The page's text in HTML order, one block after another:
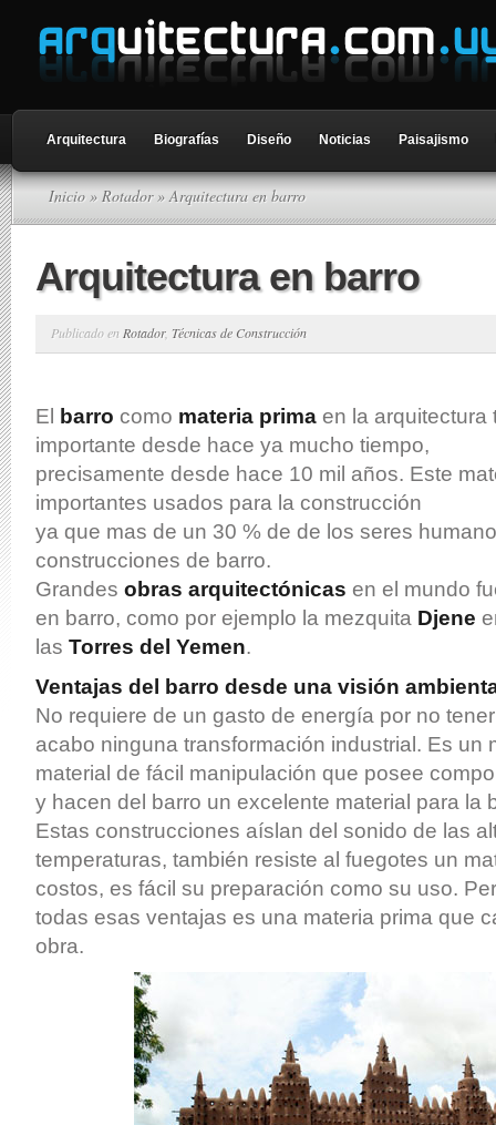
Arquitectura Biografías Diseño Noticias Paisajismo
Inicio » Rotador» Arquitectura en barro
Arquitectura en barro
Publicado en Rotador, Técnicas de Construcción
El barro como materia prima en la arquitectura
importante desde hace ya mucho tiempo,
precisamente desde hace 10 mil años. Este
importantes usados para la construcción
ya que mas de un 30 % de de los seres
construcciones de barro.
Grandes obras arquitectónicas en el mundo
en barro, como por ejemplo la mezquita Djene
las Torres del Yemen.
Ventajas del barro desde una visión
No requiere de un gasto de energía por no
acabo ninguna transformación industrial. Es un
material de fácil manipulación que posee
y hacen del barro un excelente material para la
Estas construcciones aíslan del sonido de las
temperaturas, también resiste al fuegotes un
costos, es fácil su preparación como su uso.
todas esas ventajas es una materia prima que
obra.